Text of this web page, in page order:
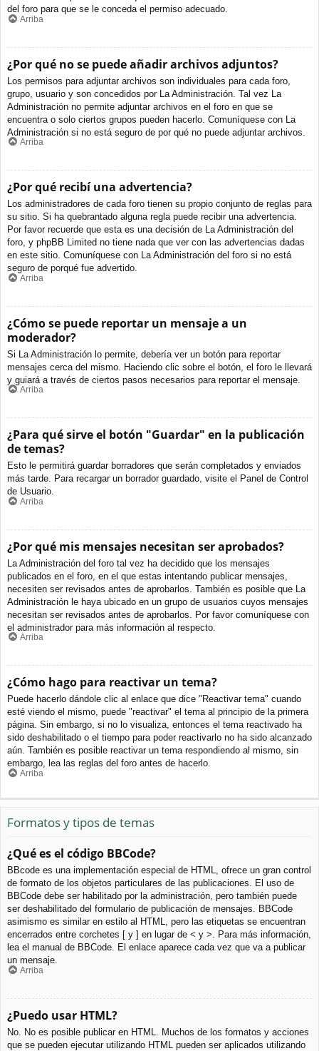
del foro para que se le conceda el permiso adecuado.
Arriba
¿Por qué no se puede añadir archivos adjuntos?
Los permisos para adjuntar archivos son individuales para cada foro,
grupo, usuario y son concedidos por La Administración. Tal vez La
Administración no permite adjuntar archivos en el foro en que se
encuentra o solo ciertos grupos pueden hacerlo. Comuníquese con La
Administración si no está seguro de por qué no puede adjuntar archivos.
Arriba
¿Por qué recibí una advertencia?
Los administradores de cada foro tienen su propio conjunto de reglas para
su sitio. Si ha quebrantado alguna regla puede recibir una advertencia.
Por favor recuerde que esta es una decisión de La Administración del
foro, y phpBB Limited no tiene nada que ver con las advertencias dadas
en este sitio. Comuníquese con La Administración del foro si no está
seguro de porqué fue advertido.
Arriba
¿Cómo se puede reportar un mensaje a un
moderador?
Si La Administración lo permite, debería ver un botón para reportar
mensajes cerca del mismo. Haciendo clic sobre el botón, el foro le llevará
y guiará a través de ciertos pasos necesarios para reportar el mensaje.
Arriba
¿Para qué sirve el botón "Guardar" en la publicación
de temas?
Esto le permitirá guardar borradores que serán completados y enviados
más tarde. Para recargar un borrador guardado, visite el Panel de Control
de Usuario.
Arriba
¿Por qué mis mensajes necesitan ser aprobados?
La Administración del foro tal vez ha decidido que los mensajes
publicados en el foro, en el que estas intentando publicar mensajes,
necesiten ser revisados antes de aprobarlos. También es posible que La
Administración le haya ubicado en un grupo de usuarios cuyos mensajes
necesitan ser revisados antes de aprobarlos. Por favor comuníquese con
el administrador para más información al respecto.
Arriba
¿Cómo hago para reactivar un tema?
Puede hacerlo dándole clic al enlace que dice "Reactivar tema" cuando
esté viendo el mismo, puede "reactivar" el tema al principio de la primera
página. Sin embargo, si no lo visualiza, entonces el tema reactivado ha
sido deshabilitado o el tiempo para poder reactivarlo no ha sido alcanzado
aún. También es posible reactivar un tema respondiendo al mismo, sin
embargo, lea las reglas del foro antes de hacerlo.
Arriba
Formatos y tipos de temas
¿Qué es el código BBCode?
BBcode es una implementación especial de HTML, ofrece un gran control
de formato de los objetos particulares de las publicaciones. El uso de
BBCode debe ser habilitado por la administración, pero también puede
ser deshabilitado del formulario de publicación de mensajes. BBCode
asimismo es similar en estilo al HTML, pero las etiquetas se encuentran
encerrados entre corchetes [ y ] en lugar de < y >. Para más información,
lea el manual de BBCode. El enlace aparece cada vez que va a publicar
un mensaje.
Arriba
¿Puedo usar HTML?
No. No es posible publicar en HTML. Muchos de los formatos y acciones
que se pueden ejecutar utilizando HTML pueden ser aplicados utilizando